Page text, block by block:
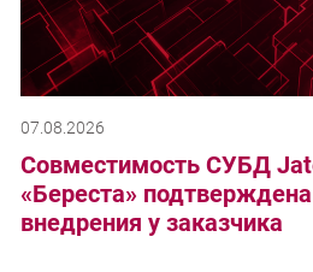
07.08.2026
Совместимость СУБД
«Береста»
внедрения у заказчика